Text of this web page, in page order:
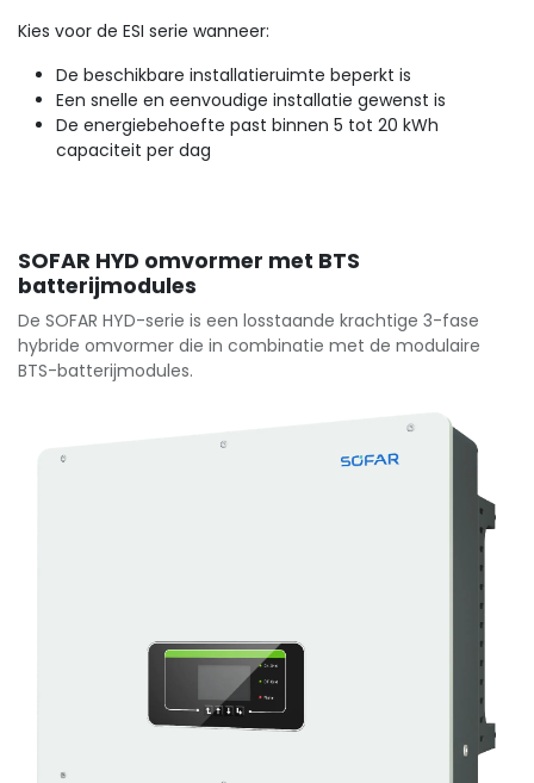
Kies voor de ESI serie wanneer:
De beschikbare installatieruimte beperkt is
Een snelle en eenvoudige installatie gewenst is
De energiebehoefte past binnen 5 tot 20 kWh
capaciteit per dag
SOFAR HYD omvormer met BTS
batterijmodules
De SOFAR HYD-serie is een losstaande krachtige 3-fase
hybride omvormer die in combinatie met de modulaire
BTS-batterijmodules.